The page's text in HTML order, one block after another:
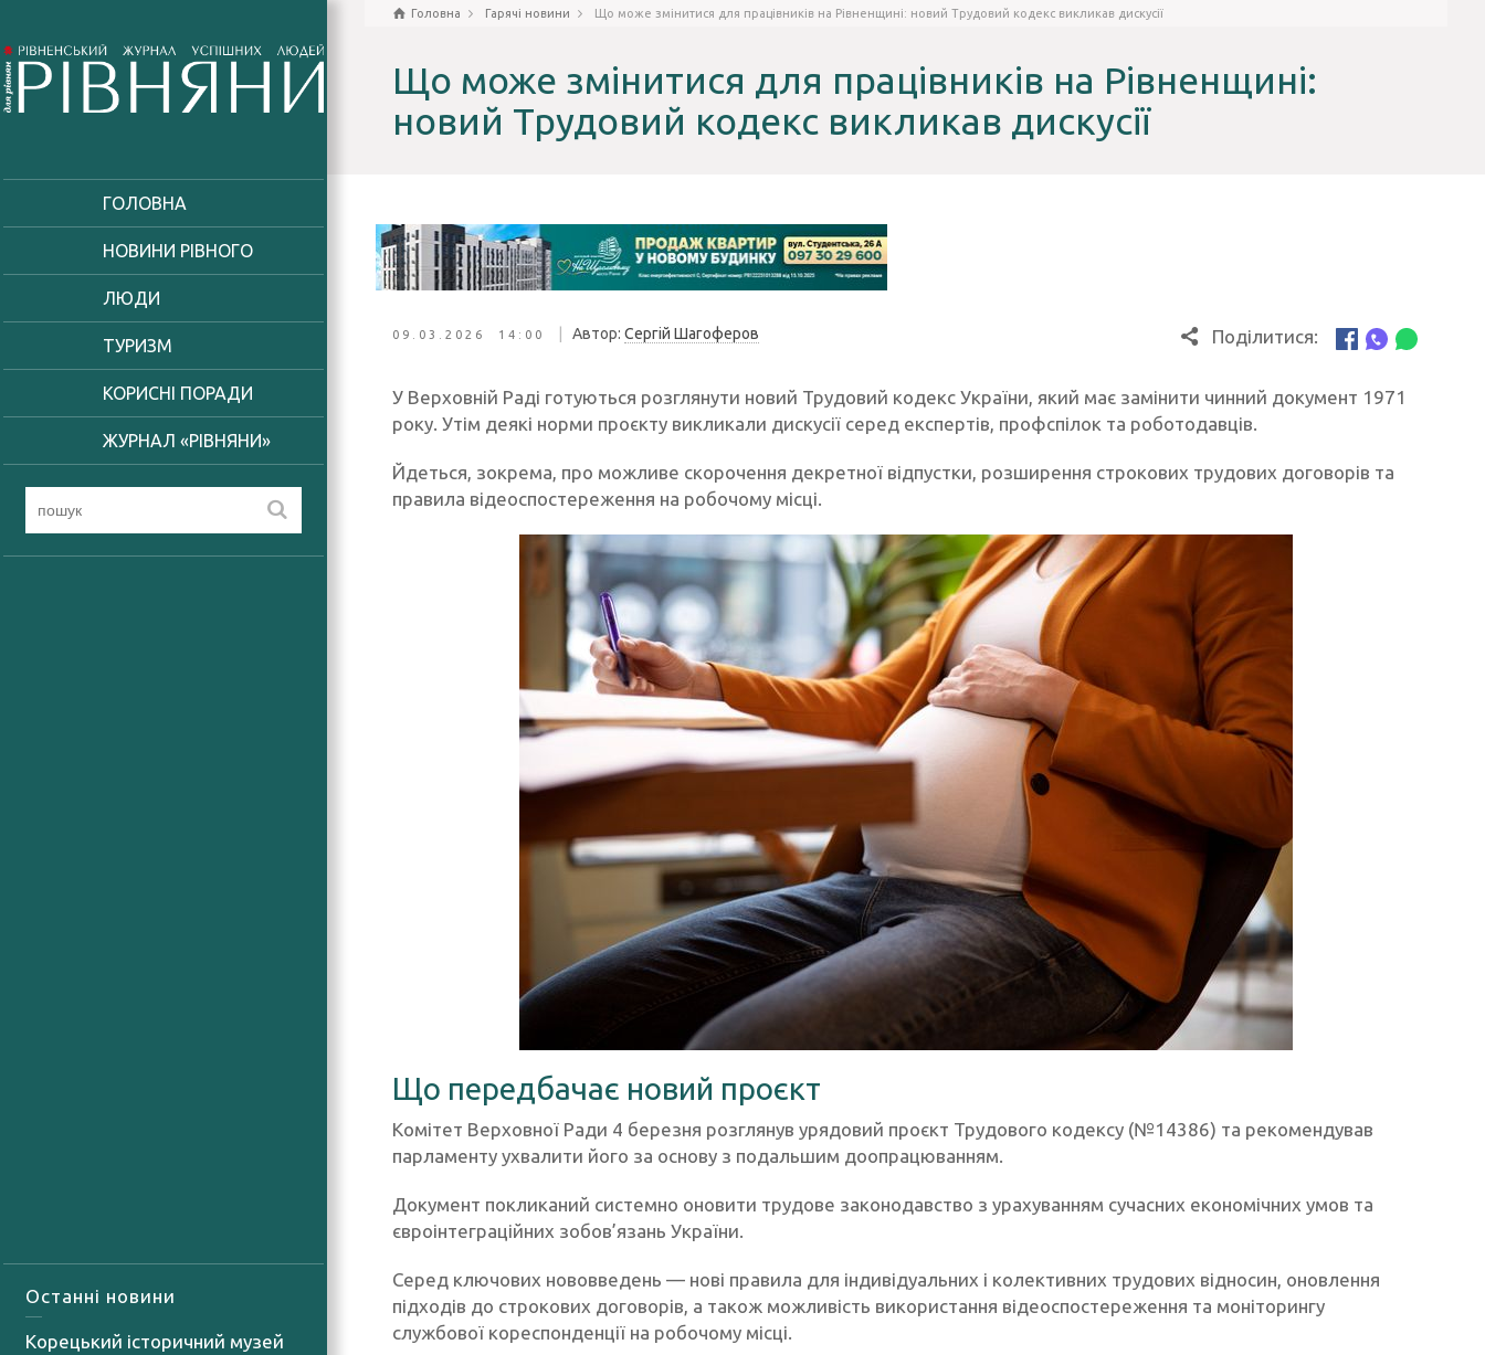
ГОЛОВНА
НОВИНИ РІВНОГО
ЛЮДИ
ТУРИЗМ
КОРИСНІ ПОРАДИ
ЖУРНАЛ «РІВНЯНИ»
Останні новини
Корецький історичний музей
Головна Гарячі новини Що може змінитися для працівників на Рівненщині: новий Трудовий кодекс викликав дискусії
Що може змінитися для працівників на Рівненщині:
новий Трудовий кодекс викликав дискусії
09.03.2026 14:00 Автор: Сергій Шагоферов Поділитися:
У Верховній Раді готуються розглянути новий Трудовий кодекс України, який має замінити чинний документ 1971
року. Утім деякі норми проєкту викликали дискусії серед експертів, профспілок та роботодавців.
Йдеться, зокрема, про можливе скорочення декретної відпустки, розширення строкових трудових договорів та
правила відеоспостереження на робочому місці.
Що передбачає новий проєкт
Комітет Верховної Ради 4 березня розглянув урядовий проєкт Трудового кодексу (№14386) та рекомендував
парламенту ухвалити його за основу з подальшим доопрацюванням.
Документ покликаний системно оновити трудове законодавство з урахуванням сучасних економічних умов та
євроінтеграційних зобов’язань України.
Серед ключових нововведень — нові правила для індивідуальних і колективних трудових відносин, оновлення
підходів до строкових договорів, а також можливість використання відеоспостереження та моніторингу
службової кореспонденції на робочому місці.